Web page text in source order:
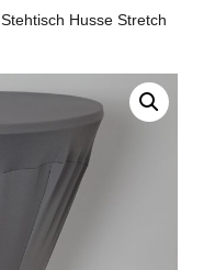
Stehtisch Husse Stretch